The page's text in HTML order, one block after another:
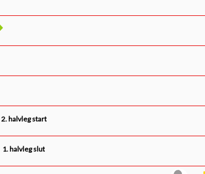
2. halvleg start
1. halvleg slut